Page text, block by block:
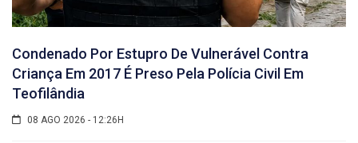
Condenado Por Estupro De Vulnerável Contra
Criança Em 2017 É Preso Pela Polícia Civil Em
Teofilândia
08 AGO 2026 - 12:26H